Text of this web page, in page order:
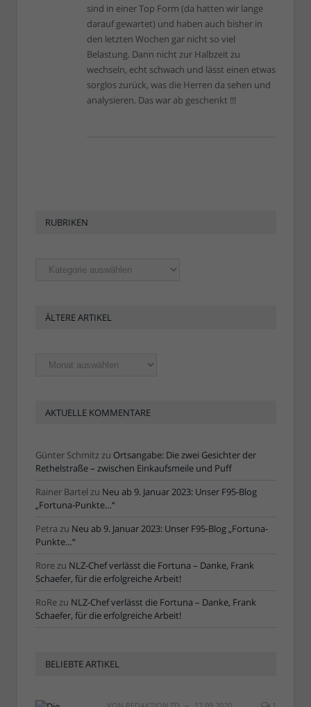
sind in einer Top Form (da hatten wir lange
darauf gewartet) und haben auch bisher in
den letzten Wochen gar nicht so viel
Belastung. Dann nicht zur Halbzeit zu
wechseln, echt schwach und lässt einen etwas
sorglos zurück, was die Herren da sehen und
analysieren. Das war ab geschenkt !!!
RUBRIKEN
Rubriken
ÄLTERE ARTIKEL
Ältere
Artikel
AKTUELLE KOMMENTARE
Günter Schmitzzu Ortsangabe: Die zwei Gesichter der
Rethelstraße – zwischen Einkaufsmeile und Puff
Rainer Bartel zu Neu ab 9. Januar 2023: Unser F95-Blog
„Fortuna-Punkte…“
Petra zu Neu ab 9. Januar 2023: Unser F95-Blog „Fortuna-
Punkte…“
Rorezu NLZ-Chef verlässt die Fortuna – Danke, Frank
Schaefer, für die erfolgreiche Arbeit!
RoRezu NLZ-Chef verlässt die Fortuna – Danke, Frank
Schaefer, für die erfolgreiche Arbeit!
BELIEBTE ARTIKEL